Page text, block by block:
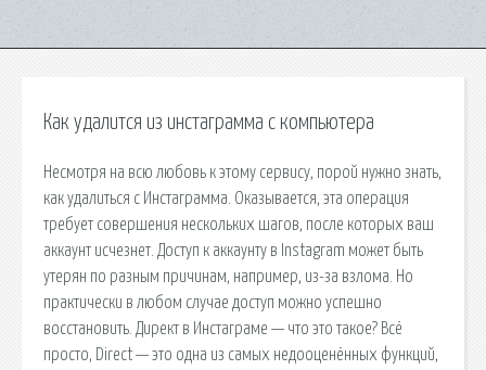
Как удалится из инстаграмма с компьютера
Несмотря на всю любовь к этому сервису, порой нужно знать,
как удалиться с Инстаграмма. Оказывается, эта операция
требует совершения нескольких шагов, после которых ваш
аккаунт исчезнет. Доступ к аккаунту в Instagram может быть
утерян по разным причинам, например, из-за взлома. Но
практически в любом случае доступ можно успешно
восстановить. Директ в Инстаграме — что это такое? Всё
просто, Direct — это одна из самых недооценённых функций,